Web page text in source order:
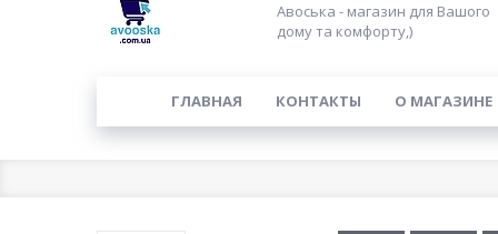
Авоська - магазин для Вашого
дому та комфорту,)
ГЛАВНАЯ КОНТАКТЫ О МАГАЗИНЕ